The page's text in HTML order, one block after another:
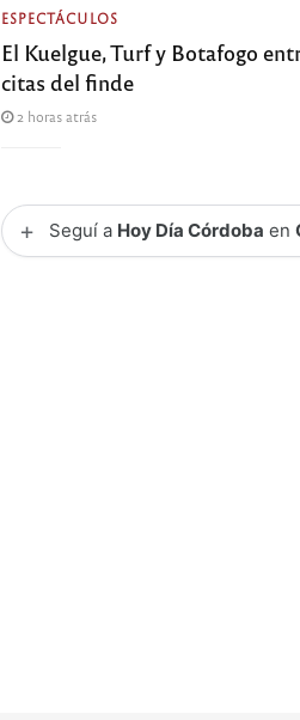
ESPECTÁCULOS
El Kuelgue, Turf y Botafogo
citas del finde
2 horas atrás
+ Seguí a Hoy Día Córdoba en